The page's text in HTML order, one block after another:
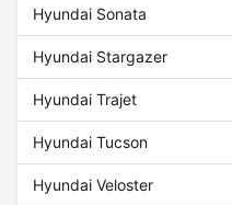
Hyundai Sonata
Hyundai Stargazer
Hyundai Trajet
Hyundai Tucson
Hyundai Veloster